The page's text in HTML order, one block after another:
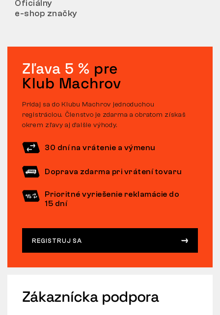
Oficiálny
e-shop značky
Zľava 5 % pre
Klub Machrov
Pridaj sa do Klubu Machrov jednoduchou
registráciou. Členstvo je zdarma a obratom získaš
okrem zľavy aj ďalšie výhody.
30 dní na vrátenie a výmenu
Doprava zdarma pri vrátení tovaru
Prioritné vyriešenie reklamácie do
15 dní
REGISTRUJ SA
Zákaznícka podpora